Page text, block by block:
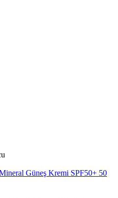
Güneş Kremi SPF50+ 50